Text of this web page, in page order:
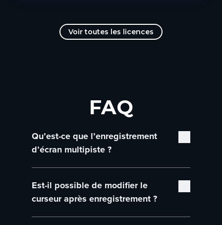
Voir toutes les licences
FAQ
Qu’est-ce que l’enregistrement
d’écran multipiste ?
plusieurs sources multimédias (comme
l’écran, la caméra et l’audio) sur des pistes
Est-il possible de modifier le
curseur après enregistrement ?